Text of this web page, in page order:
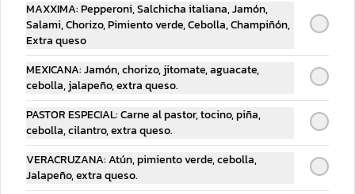
Refresco 1.5 Lts
$55.00
Refresco 600 ml
MAXXIMA: Pepperoni, Salchicha italiana, Jamón,
Salami, Chorizo, Pimiento verde, Cebolla, Champiñón,
Extra queso
MEXICANA: Jamón, chorizo, jitomate, aguacate,
cebolla, jalapeño, extra queso.
PASTOR ESPECIAL: Carne al pastor, tocino, piña,
cebolla, cilantro, extra queso.
VERACRUZANA: Atún, pimiento verde, cebolla,
Jalapeño, extra queso.